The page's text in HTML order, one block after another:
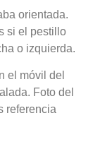
orientada.
si el pestillo
o izquierda.
el móvil del
Foto del
referencia